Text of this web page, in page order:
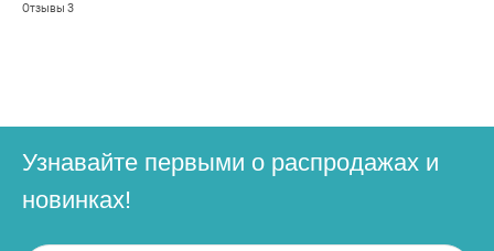
Отзывы 3
Узнавайте первыми о распродажах и
новинках!